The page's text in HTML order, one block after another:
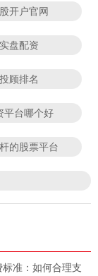
开户官网
盘配资
顾排名
平台哪个好
的股票平台
准：如何合理支